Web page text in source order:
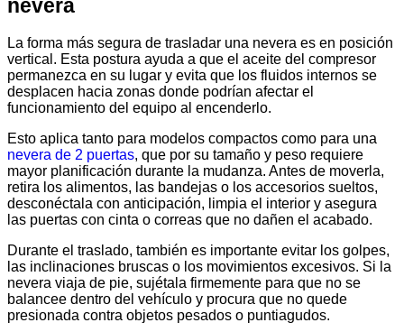
nevera
La forma más segura de trasladar una nevera es en posición
vertical. Esta postura ayuda a que el aceite del compresor
permanezca en su lugar y evita que los fluidos internos se
desplacen hacia zonas donde podrían afectar el
funcionamiento del equipo al encenderlo.
Esto aplica tanto para modelos compactos como para una
nevera de 2 puertas, que por su tamaño y peso requiere
mayor planificación durante la mudanza. Antes de moverla,
retira los alimentos, las bandejas o los accesorios sueltos,
desconéctala con anticipación, limpia el interior y asegura
las puertas con cinta o correas que no dañen el acabado.
Durante el traslado, también es importante evitar los golpes,
las inclinaciones bruscas o los movimientos excesivos. Si la
nevera viaja de pie, sujétala firmemente para que no se
balancee dentro del vehículo y procura que no quede
presionada contra objetos pesados o puntiagudos.